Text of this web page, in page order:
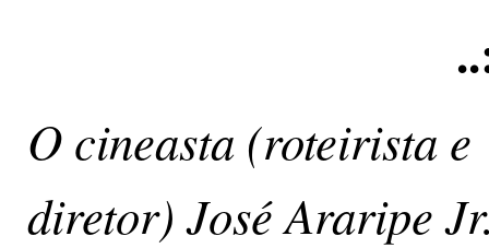
O cineasta (roteirista e
diretor) José Araripe